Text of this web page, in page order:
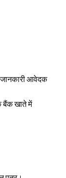
आवेदक
बैंक खाते में